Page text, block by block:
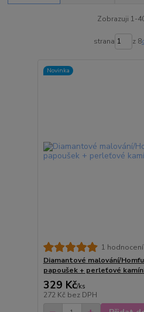
Zobrazuji 1-
strana z 8
Novinka
1 hodnocení
Diamantové malování/
papoušek + perleťové
329 Kč/ks
272 Kč bez DPH